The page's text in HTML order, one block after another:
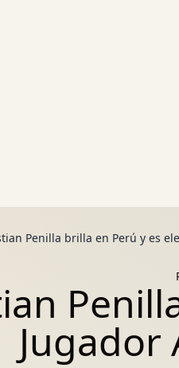
Penilla brilla en Perú y es
Jugador